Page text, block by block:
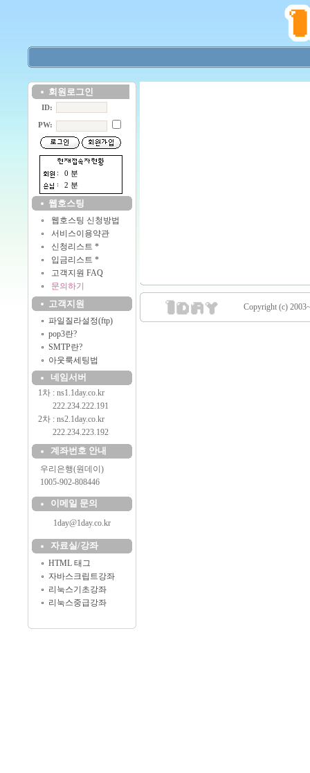
회원로그인
ID:
PW:
0 분
2 분
웹호스팅
웹호스팅 신청방법
서비스이용약관
신청리스트 *
입금리스트 *
고객지원 FAQ
문의하기
고객지원
파일질라설정(ftp)
pop3란?
SMTP란?
아웃룩세팅법
네임서버
1차 : ns1.1day.co.kr
222.234.222.191
2차 : ns2.1day.co.kr
222.234.223.192
계좌번호 안내
우리은행(원데이)
1005-902-808446
이메일 문의
1day@1day.co.kr
자료실/강좌
HTML 태그
자바스크립트강좌
리눅스기초강좌
리눅스중급강좌
Copyright (c)